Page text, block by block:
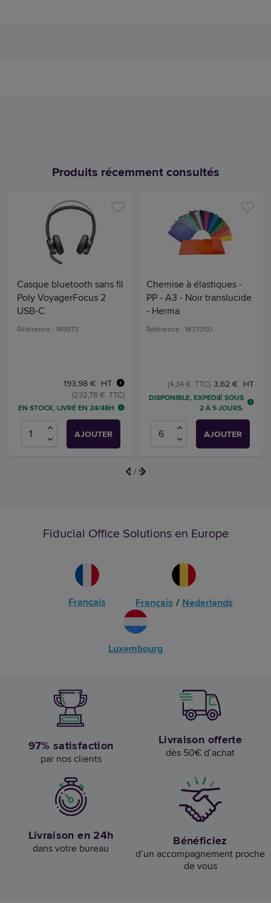
Produits récemment consultés
Casque bluetooth sans fil
Poly VoyagerFocus 2
USB-C
Référence : 149973
193,98 € HT
(232,78 € TTC)
EN STOCK, LIVRÉ EN 24/48H
AJOUTER
Chemise à élastiques -
PP - A3 - Noir translucide
- Herma
Référence : W37350
3,62 € HT
(4,34 € TTC)
DISPONIBLE, EXPÉDIÉ SOUS
2 À 5 JOURS.
AJOUTER
1 / 9
Fiducial Office Solutions en Europe
Français Français / Nederlands
Luxembourg
97% satisfaction
par nos clients
Livraison offerte
dès 50€ d’achat
Livraison en 24h
dans votre bureau Bénéficiez
d’un accompagnement proche
de vous